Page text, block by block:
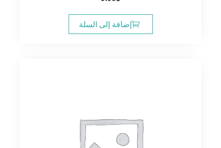
إضافة إلى السلة